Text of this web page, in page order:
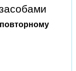
повторному